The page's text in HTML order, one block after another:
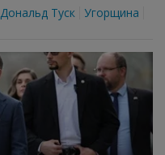
Дональд Туск Угорщина